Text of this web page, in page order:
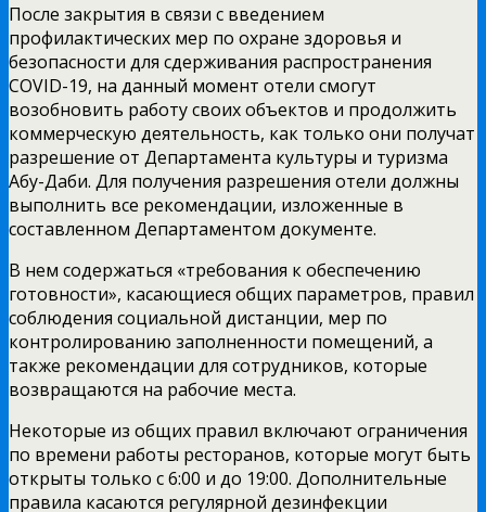
После закрытия в связи с введением
профилактических мер по охране здоровья и
безопасности для сдерживания распространения
COVID-19, на данный момент отели смогут
возобновить работу своих объектов и продолжить
коммерческую деятельность, как только они получат
разрешение от Департамента культуры и туризма
Абу-Даби. Для получения разрешения отели должны
выполнить все рекомендации, изложенные в
составленном Департаментом документе.
В нем содержаться «требования к обеспечению
готовности», касающиеся общих параметров, правил
соблюдения социальной дистанции, мер по
контролированию заполненности помещений, а
также рекомендации для сотрудников, которые
возвращаются на рабочие места.
Некоторые из общих правил включают ограничения
по времени работы ресторанов, которые могут быть
открыты только с 6:00 и до 19:00. Дополнительные
правила касаются регулярной дезинфекции